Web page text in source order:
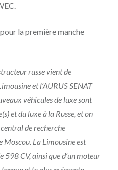
la première manche
russe vient de
et l’AURUS SENAT
véhicules de luxe sont
et du luxe à la Russe, et on
de recherche
Moscou. La Limousine est
598 CV, ainsi que d’un moteur